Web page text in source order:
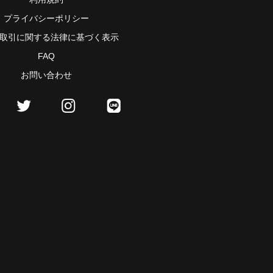
プライバシーポリシー
引に関する法律に基づく表示
FAQ
お問い合わせ